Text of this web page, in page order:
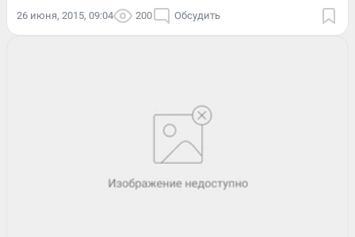
26 июня, 2015, 09:04 200 Обсудить